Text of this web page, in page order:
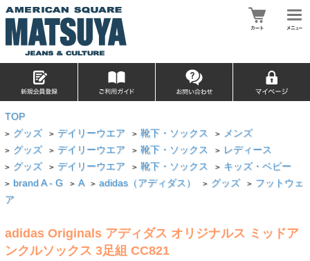
TOP
> グッズ > デイリーウエア > 靴下・ソックス > メンズ
> グッズ > デイリーウエア > 靴下・ソックス > レディース
> グッズ > デイリーウエア > 靴下・ソックス > キッズ・ベビー
> brand A - G > A > adidas（アディダス） > グッズ > フットウェ
ア
adidas Originals アディダス オリジナルス ミッドア
ンクルソックス 3足組 CC821